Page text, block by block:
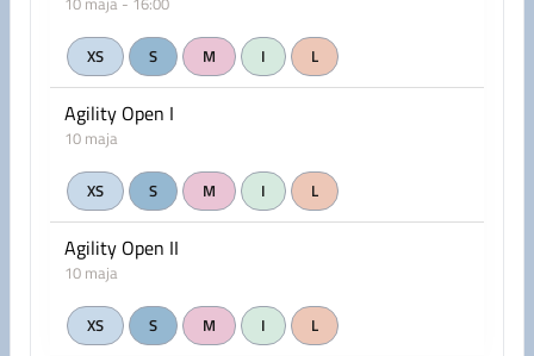
XS S M I L
Agility Open I
10 maja
XS S M I L
Agility Open II
10 maja
XS S M I L